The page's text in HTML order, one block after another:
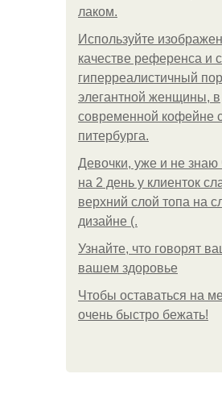
лаком.
Используйте
качестве референса и
гиперреалистичный
элегантной женщины, в
современной кофейне
питербурга.
Девочки, уже и не знаю
на 2 день у клиенток
верхний слой топа на
дизайне (.
Узнайте, что говорят
вашем здоровье
Чтобы оставаться на
очень быстро бежать!